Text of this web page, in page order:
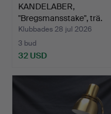
KANDELABER,
"Bregsmansstake", trä.
Klubbades 28 jul 2026
3 bud
32 USD